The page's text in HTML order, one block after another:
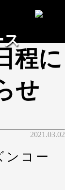
ス
程に
せ
2021.03.02
コー